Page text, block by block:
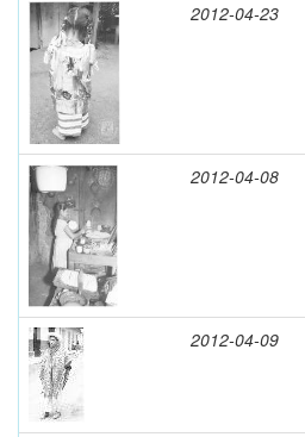
2012-04-23
2012-04-08
2012-04-09